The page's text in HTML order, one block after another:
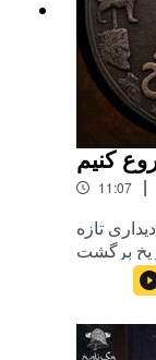
کنیم
11:07 |
تازه